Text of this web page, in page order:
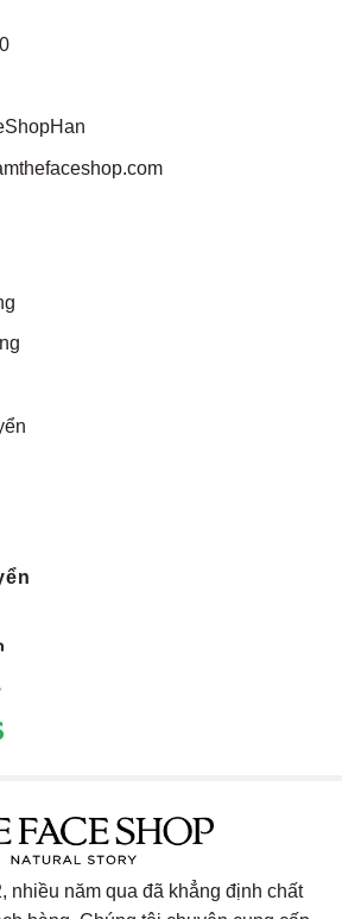
nhiều năm qua đã khẳng định chất